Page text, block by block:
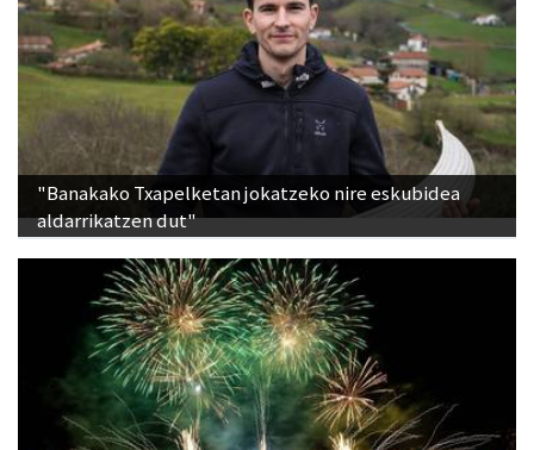
"Banakako Txapelketan jokatzeko nire eskubidea
aldarrikatzen dut"